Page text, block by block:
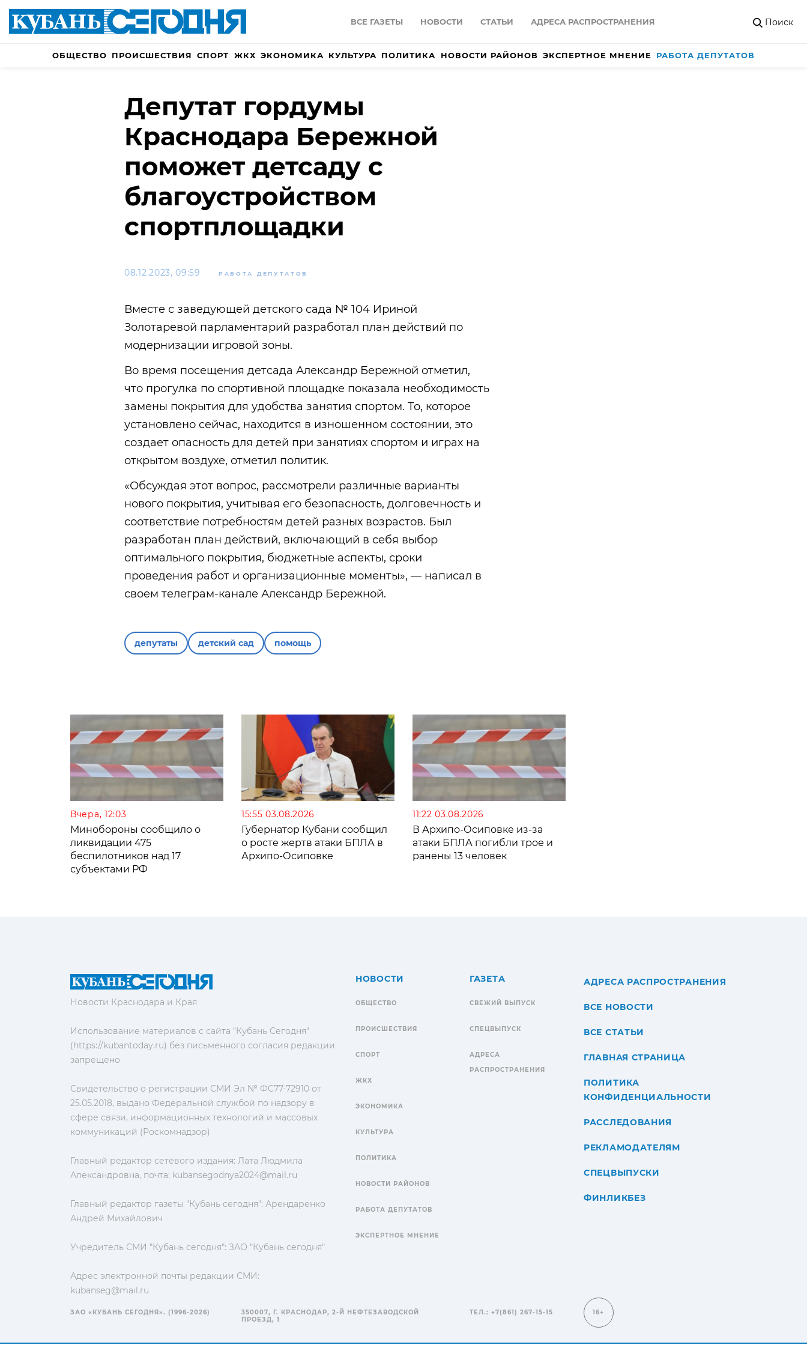
ВСЕ ГАЗЕТЫ НОВОСТИ СТАТЬИ АДРЕСА РАСПРОСТРАНЕНИЯ Поиск
ОБЩЕСТВО ПРОИСШЕСТВИЯ СПОРТ ЖКХ ЭКОНОМИКА КУЛЬТУРА ПОЛИТИКА НОВОСТИ РАЙОНОВ ЭКСПЕРТНОЕ МНЕНИЕ РАБОТА ДЕПУТАТОВ
Депутат гордумы
Краснодара Бережной
поможет детсаду с
благоустройством
спортплощадки
08.12.2023, 09:59 РАБОТА ДЕПУТАТОВ
Вместе с заведующей детского сада № 104 Ириной
Золотаревой парламентарий разработал план действий по
модернизации игровой зоны.
Во время посещения детсада Александр Бережной отметил,
что прогулка по спортивной площадке показала необходимость
замены покрытия для удобства занятия спортом. То, которое
установлено сейчас, находится в изношенном состоянии, это
создает опасность для детей при занятиях спортом и играх на
открытом воздухе, отметил политик.
«Обсуждая этот вопрос, рассмотрели различные варианты
нового покрытия, учитывая его безопасность, долговечность и
соответствие потребностям детей разных возрастов. Был
разработан план действий, включающий в себя выбор
оптимального покрытия, бюджетные аспекты, сроки
проведения работ и организационные моменты», — написал в
своем телеграм-канале Александр Бережной.
депутаты детский сад помощь
Вчера, 12:03
Минобороны сообщило о
ликвидации 475
беспилотников над 17
субъектами РФ
15:55 03.08.2026
Губернатор Кубани сообщил
о росте жертв атаки БПЛА в
Архипо-Осиповке
11:22 03.08.2026
В Архипо-Осиповке из-за
атаки БПЛА погибли трое и
ранены 13 человек
Новости Краснодара и Края
Использование материалов с сайта "Кубань Сегодня"
(https://kubantoday.ru) без письменного согласия редакции
запрещено
Свидетельство о регистрации СМИ Эл № ФС77-72910 от
25.05.2018, выдано Федеральной службой по надзору в
сфере связи, информационных технологий и массовых
коммуникаций (Роскомнадзор)
Главный редактор сетевого издания: Лата Людмила
Александровна, почта: kubansegodnya2024@mail.ru
Главный редактор газеты "Кубань сегодня": Арендаренко
Андрей Михайлович
Учредитель СМИ "Кубань сегодня": ЗАО "Кубань сегодня"
Адрес электронной почты редакции СМИ:
kubanseg@mail.ru
НОВОСТИ
ОБЩЕСТВО
ПРОИСШЕСТВИЯ
СПОРТ
ЖКХ
ЭКОНОМИКА
КУЛЬТУРА
ПОЛИТИКА
НОВОСТИ РАЙОНОВ
РАБОТА ДЕПУТАТОВ
ЭКСПЕРТНОЕ МНЕНИЕ
ГАЗЕТА
СВЕЖИЙ ВЫПУСК
СПЕЦВЫПУСК
АДРЕСА
РАСПРОСТРАНЕНИЯ
АДРЕСА РАСПРОСТРАНЕНИЯ
ВСЕ НОВОСТИ
ВСЕ СТАТЬИ
ГЛАВНАЯ СТРАНИЦА
ПОЛИТИКА
КОНФИДЕНЦИАЛЬНОСТИ
РАССЛЕДОВАНИЯ
РЕКЛАМОДАТЕЛЯМ
СПЕЦВЫПУСКИ
ФИНЛИКБЕЗ
ЗАО «КУБАНЬ СЕГОДНЯ». (1996-2026)
350007, Г. КРАСНОДАР, 2-Й НЕФТЕЗАВОДСКОЙ
ПРОЕЗД, 1
ТЕЛ.: +7(861) 267-15-15 16+